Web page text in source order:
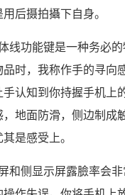
后摄拍攝下自身。
线功能键是一种务必
品时，我称作手的寻向
认知到你持握手机上
地面防滑，侧边制成
是感受上。
和侧显示屏露臉率会